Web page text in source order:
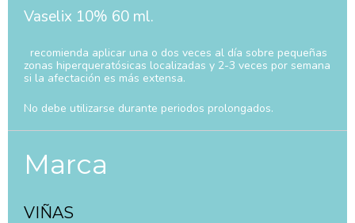
Vaselix 10% 60 ml.
recomienda aplicar una o dos veces al día sobre pequeñas
zonas hiperqueratósicas localizadas y 2-3 veces por semana
si la afectación es más extensa.
No debe utilizarse durante periodos prolongados.
Marca
VIÑAS